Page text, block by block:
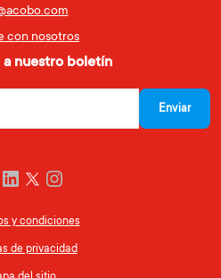
con nosotros
a nuestro boletín
LinkedIn Twitter Instagram
y condiciones
de privacidad